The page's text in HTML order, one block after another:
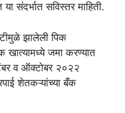
संदर्भात सविस्तर माहिती.
झालेली पिक
खात्यामध्ये जमा करण्यात
व ऑक्टोबर २०२२
शेतकऱ्यांच्या बँक